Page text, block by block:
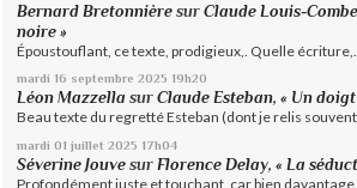
Bernard Bretonnière surClaude Louis-
noire »
Époustouflant, ce texte, prodigieux,. Quelle écriture,...
mardi 16 septembre 2025 19h20
Léon Mazzella surClaude Esteban, « Un
Beau texte du regretté Esteban (dont je relis souvent
mardi 01 juillet 2025 17h04
Séverine Jouve surFlorence Delay, « La
Profondément juste et touchant, car bien davantage